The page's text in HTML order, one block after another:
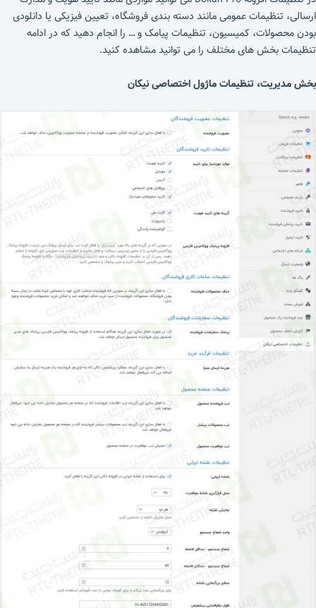
ارسالی، تنظیمات عمومی مانند دسته بندی فروشگاه، تعیین فیزیکی یا دانلودی
بودن محصولات، کمیسیون، تنظیمات پیامک و … را انجام دهید که در ادامه
تنظیمات بخش های مختلف را می توانید مشاهده کنید.
بخش مدیریت، تنظیمات ماژول اختصاصی نیکان